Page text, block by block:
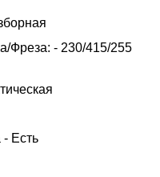
Фреза: - 230/415/255
Есть